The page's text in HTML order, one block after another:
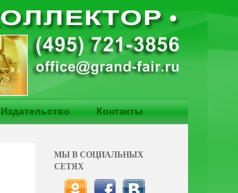
Издательство Контакты
МЫ В СОЦИАЛЬНЫХ
СЕТЯХ